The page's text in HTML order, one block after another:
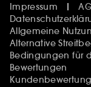
Impressum
Allgemeine
Alternative
Bedingungen für
Bewertungen